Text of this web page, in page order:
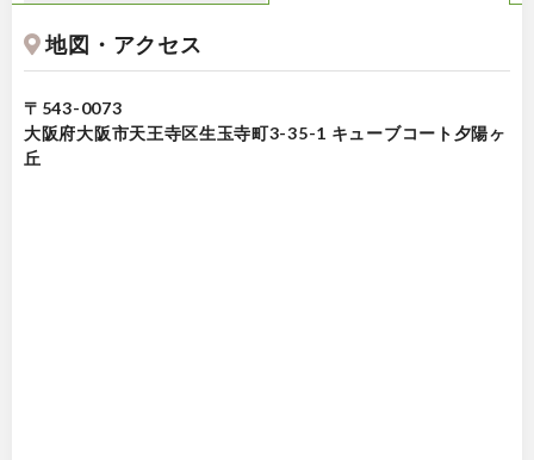
地図・アクセス
〒543-0073
大阪府大阪市天王寺区生玉寺町3-35-1 キューブコート夕陽ヶ
丘